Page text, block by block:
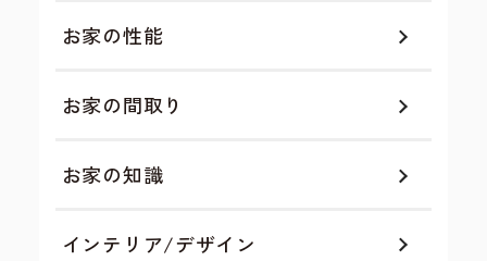
お家の性能
お家の間取り
お家の知識
インテリア/デザイン